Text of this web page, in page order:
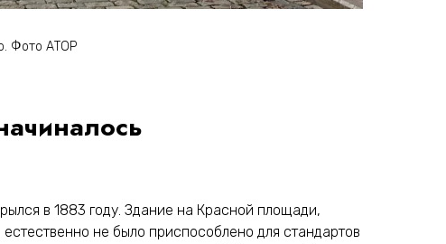
Фото АТОР
в 1883 году. Здание на Красной площади,
не было приспособлено для стандартов